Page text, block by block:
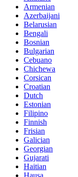
Armenian
Azerbaijani
Belarusian
Bengali
Bosnian
Bulgarian
Cebuano
Chichewa
Corsican
Croatian
Dutch
Estonian
Filipino
Finnish
Frisian
Galician
Georgian
Gujarati
Haitian